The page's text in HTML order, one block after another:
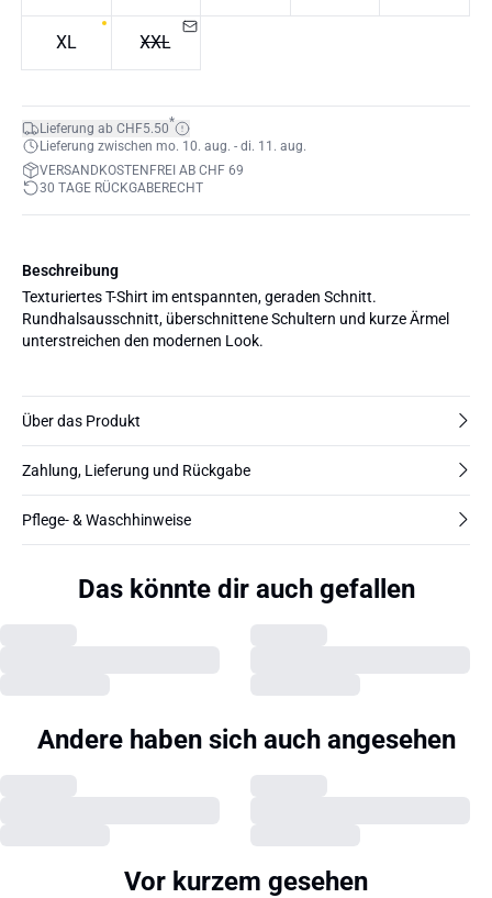
XL XXL
Lieferung ab CHF5.50*
Lieferung zwischen mo. 10. aug. - di. 11. aug.
VERSANDKOSTENFREI AB CHF 69
30 TAGE RÜCKGABERECHT
Beschreibung
Texturiertes T-Shirt im entspannten, geraden Schnitt.
Rundhalsausschnitt, überschnittene Schultern und kurze Ärmel
unterstreichen den modernen Look.
Über das Produkt
Zahlung, Lieferung und Rückgabe
Pflege- & Waschhinweise
Das könnte dir auch gefallen
Andere haben sich auch angesehen
Vor kurzem gesehen